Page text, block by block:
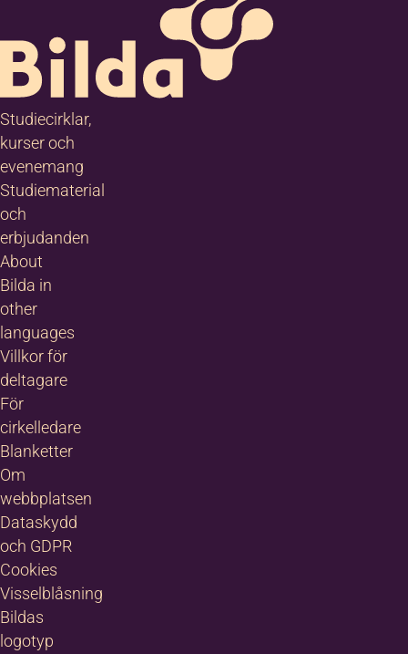
Studiecirklar,
kurser och
evenemang
Studiematerial
och
erbjudanden
About
Bilda in
other
languages
Villkor för
deltagare
För
cirkelledare
Blanketter
Om
webbplatsen
Dataskydd
och GDPR
Cookies
Visselblåsning
Bildas
logotyp